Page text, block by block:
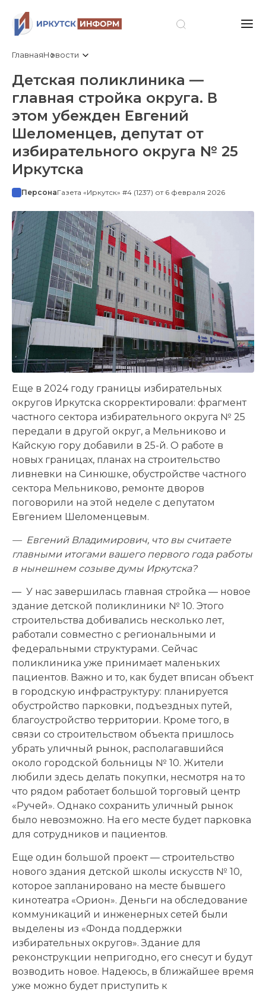
ГлавнаяНовости
Детская поликлиника —
главная стройка округа. В
этом убежден Евгений
Шеломенцев, депутат от
избирательного округа № 25
Иркутска
ПерсонаГазета «Иркутск» #4 (1237) от 6 февраля 2026
Еще в 2024 году границы избирательных
округов Иркутска скорректировали: фрагмент
частного сектора избирательного округа № 25
передали в другой округ, а Мельниково и
Кайскую гору добавили в 25-й. О работе в
новых границах, планах на строительство
ливневки на Синюшке, обустройстве частного
сектора Мельниково, ремонте дворов
поговорили на этой неделе с депутатом
Евгением Шеломенцевым.
— Евгений Владимирович, что вы считаете
главными итогами вашего первого года работы
в нынешнем созыве думы Иркутска?
— У нас завершилась главная стройка — новое
здание детской поликлиники № 10. Этого
строительства добивались несколько лет,
работали совместно с региональными и
федеральными структурами. Сейчас
поликлиника уже принимает маленьких
пациентов. Важно и то, как будет вписан объект
в городскую инфраструктуру: планируется
обустройство парковки, подъездных путей,
благоустройство территории. Кроме того, в
связи со строительством объекта пришлось
убрать уличный рынок, располагавшийся
около городской больницы № 10. Жители
любили здесь делать покупки, несмотря на то
что рядом работает большой торговый центр
«Ручей». Однако сохранить уличный рынок
было невозможно. На его месте будет парковка
для сотрудников и пациентов.
Еще один большой проект — строительство
нового здания детской школы искусств № 10,
которое запланировано на месте бывшего
кинотеатра «Орион». Деньги на обследование
коммуникаций и инженерных сетей были
выделены из «Фонда поддержки
избирательных округов». Здание для
реконструкции непригодно, его снесут и будут
возводить новое. Надеюсь, в ближайшее время
уже можно будет приступить к